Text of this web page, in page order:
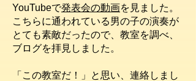
YouTubeで発表会の動画を見ました。
こちらに通われている男の子の演奏が
とても素敵だったので、教室を調べ、
ブログを拝見しました。
「この教室だ！」と思い、連絡しまし